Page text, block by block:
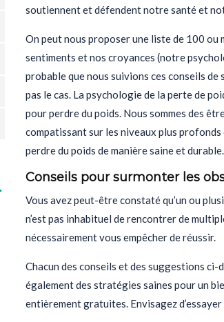
soutiennent et défendent notre santé et
On peut nous proposer une liste de 100 ou
sentiments et nos croyances (notre
probable que nous suivions ces conseils de
pas le cas. La psychologie de la perte de
pour perdre du poids. Nous sommes des
compatissant sur les niveaux plus profonds
perdre du poids de manière saine et durable.
Conseils pour surmonter les
Vous avez peut-être constaté qu’un ou
n’est pas inhabituel de rencontrer de
nécessairement vous empêcher de réussir.
Chacun des conseils et des suggestions
également des stratégies saines pour un
entièrement gratuites. Envisagez